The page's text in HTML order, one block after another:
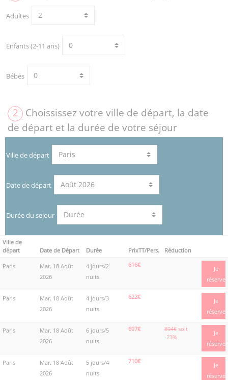
Adultes
Enfants (2-11 ans)
Bébés
2 Choississez votre ville de départ, la date
de départ et la durée de votre séjour
Ville de départ
Date de départ
Durée du sejour
Ville de
départ
Date de Départ Durée PrixTT/Pers. Réduction
Paris
Mar. 18 Août
2026
4 jours/2
nuits
616€
Je
réserve
Paris
Mar. 18 Août
2026
4 jours/3
nuits
622€
Je
réserve
Paris
Mar. 18 Août
2026
6 jours/5
nuits
697€ 894€ soit
-23%
Je
réserve
Paris
Mar. 18 Août
2026
5 jours/4
nuits
710€
Je
réserve